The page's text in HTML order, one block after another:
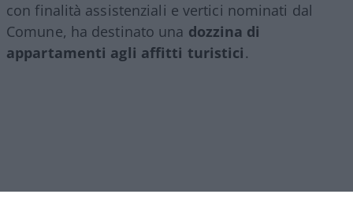
con finalità assistenziali e vertici nominati dal
Comune, ha destinato una dozzina di
appartamenti agli affitti turistici.